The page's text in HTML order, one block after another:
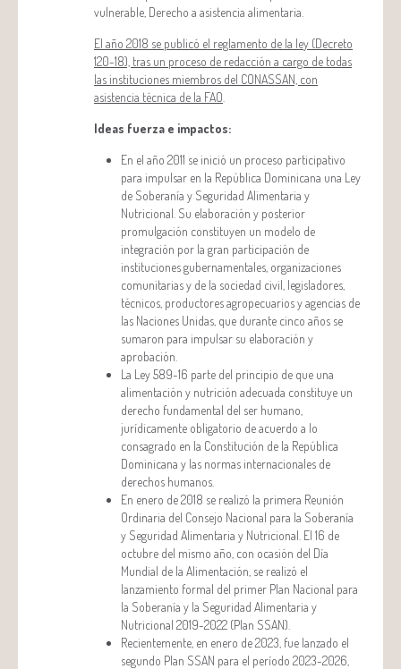
vulnerable, Derecho a asistencia alimentaria.
El año 2018 se publicó el reglamento de la ley (Decreto
120-18), tras un proceso de redacción a cargo de todas
las instituciones miembros del CONASSAN, con
asistencia técnica de la FAO
Ideas fuerza e impactos:
En el año 2011 se inició un proceso participativo
para impulsar en la República Dominicana una Ley
de Soberanía y Seguridad Alimentaria y
Nutricional. Su elaboración y posterior
promulgación constituyen un modelo de
integración por la gran participación de
instituciones gubernamentales, organizaciones
comunitarias y de la sociedad civil, legisladores,
técnicos, productores agropecuarios y agencias de
las Naciones Unidas, que durante cinco años se
sumaron para impulsar su elaboración y
aprobación.
La Ley 589-16 parte del principio de que una
alimentación y nutrición adecuada constituye un
derecho fundamental del ser humano,
jurídicamente obligatorio de acuerdo a lo
consagrado en la Constitución de la República
Dominicana y las normas internacionales de
derechos humanos.
En enero de 2018 se realizó la primera Reunión
Ordinaria del Consejo Nacional para la Soberanía
y Seguridad Alimentaria y Nutricional. El 16 de
octubre del mismo año, con ocasión del Día
Mundial de la Alimentación, se realizó el
lanzamiento formal del primer Plan Nacional para
la Soberanía y la Seguridad Alimentaria y
Nutricional 2019-2022 (Plan SSAN).
Recientemente, en enero de 2023, fue lanzado el
segundo Plan SSAN para el período 2023-2026,